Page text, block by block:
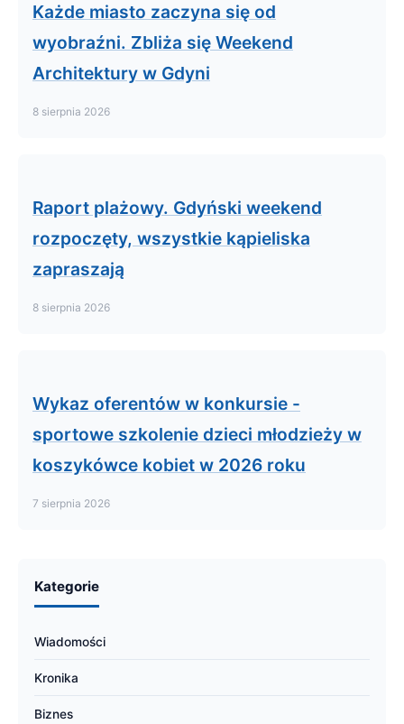
Każde miasto zaczyna się od
wyobraźni. Zbliża się Weekend
Architektury w Gdyni
8 sierpnia 2026
Raport plażowy. Gdyński weekend
rozpoczęty, wszystkie kąpieliska
zapraszają
8 sierpnia 2026
Wykaz oferentów w konkursie -
sportowe szkolenie dzieci młodzieży w
koszykówce kobiet w 2026 roku
7 sierpnia 2026
Kategorie
Wiadomości
Kronika
Biznes